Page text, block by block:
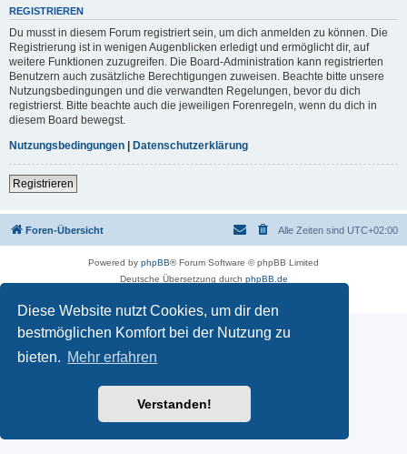
Diese Website nutzt Cookies, um dir den
bestmöglichen Komfort bei der Nutzung zu
bieten. Mehr erfahren
Verstanden!
REGISTRIEREN
Du musst in diesem Forum registriert sein, um dich anmelden zu können. Die
Registrierung ist in wenigen Augenblicken erledigt und ermöglicht dir, auf
weitere Funktionen zuzugreifen. Die Board-Administration kann registrierten
Benutzern auch zusätzliche Berechtigungen zuweisen. Beachte bitte unsere
Nutzungsbedingungen und die verwandten Regelungen, bevor du dich
registrierst. Bitte beachte auch die jeweiligen Forenregeln, wenn du dich in
diesem Board bewegst.
Nutzungsbedingungen | Datenschutzerklärung
Registrieren
Foren-Übersicht Alle Zeiten sind UTC+02:00
Powered by phpBB® Forum Software © phpBB Limited
Deutsche Übersetzung durch phpBB.de